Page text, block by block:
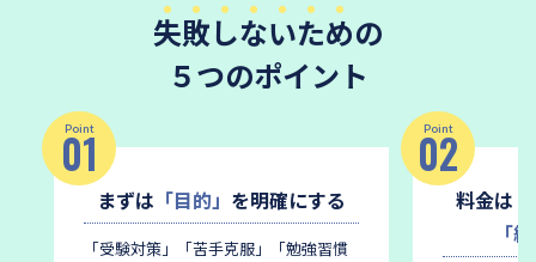
失敗しないための
５つのポイント
Point
01
まずは 「目的」 を明確にする
「受験対策」「苦手克服」「勉強習慣
Point
02
料金は
「